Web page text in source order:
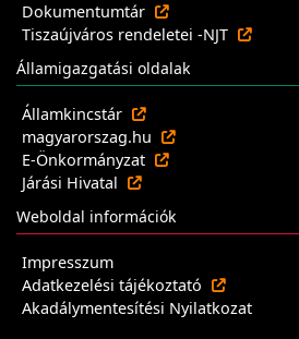
Dokumentumtár
Tiszaújváros rendeletei -NJT
Államigazgatási oldalak
Államkincstár
magyarorszag.hu
E-Önkormányzat
Járási Hivatal
Weboldal információk
Impresszum
Adatkezelési tájékoztató
Akadálymentesítési Nyilatkozat